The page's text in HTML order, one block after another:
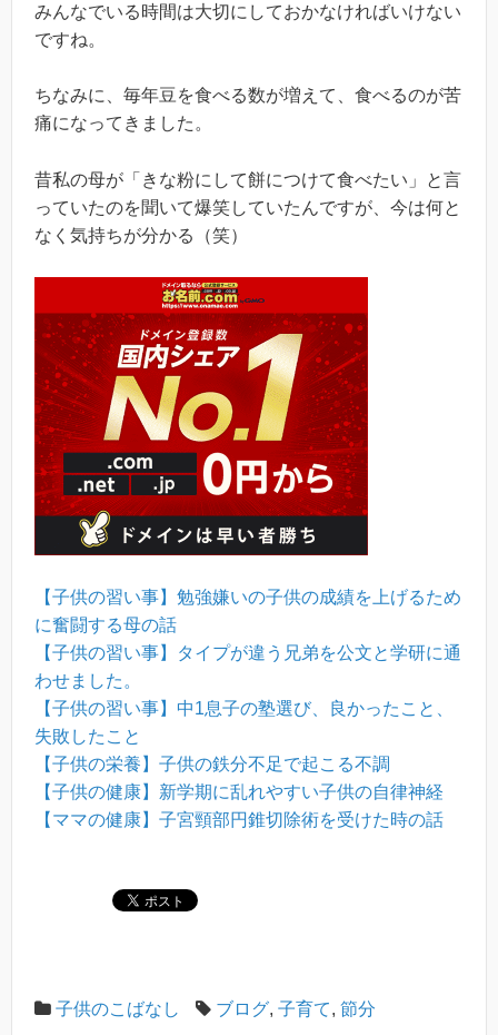
みんなでいる時間は大切にしておかなければいけない
ですね。
ちなみに、毎年豆を食べる数が増えて、食べるのが苦
痛になってきました。
昔私の母が「きな粉にして餅につけて食べたい」と言
っていたのを聞いて爆笑していたんですが、今は何と
なく気持ちが分かる（笑）
【子供の習い事】勉強嫌いの子供の成績を上げるため
に奮闘する母の話
【子供の習い事】タイプが違う兄弟を公文と学研に通
わせました。
【子供の習い事】中1息子の塾選び、良かったこと、
失敗したこと
【子供の栄養】子供の鉄分不足で起こる不調
【子供の健康】新学期に乱れやすい子供の自律神経
【ママの健康】子宮頸部円錐切除術を受けた時の話
子供のこばなし ブログ, 子育て, 節分